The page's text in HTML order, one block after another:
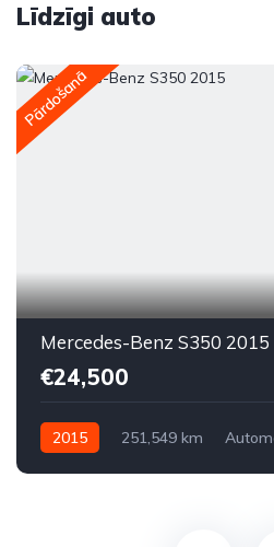
Līdzīgi auto
Pārdošanā
Mercedes-Benz S350 2015
€24,500
2015 251,549 km